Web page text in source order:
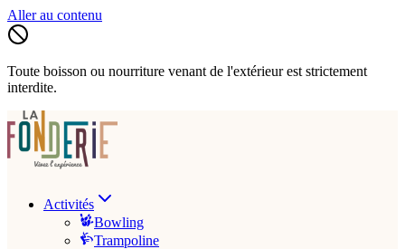
Aller au contenu
Toute boisson ou nourriture venant de l'extérieur est strictement
interdite.
Activités
Bowling
Trampoline